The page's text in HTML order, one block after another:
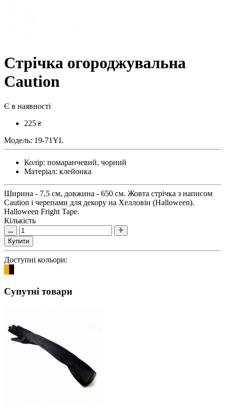
Стрічка огороджувальна
Caution
Є в наявності
225 ₴
Модель: 19-71YL
Колір: помаранчевий, чорний
Матеріал: клейонка
Ширина - 7,5 см, довжина - 650 см. Жовта стрічка з написом
Caution і черепами для декору на Хелловін (Halloween).
Halloween Fright Tape.
Кількість
Купити
Доступні кольори:
Супутні товари